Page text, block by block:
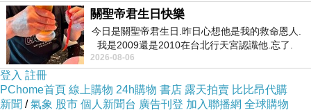
關聖帝君生日快樂
今日是關聖帝君生日.昨日心想他是我的救命恩人.
我是2009還是2010在台北行天宮認識他.忘了.
一個奇摩交友的網友學
2026-08-06
登入 註冊
PChome首頁 線上購物 24h購物 書店 露天拍賣 比比昂代購
新聞 /氣象 股市 個人新聞台 廣告刊登 加入聯播網 全球購物